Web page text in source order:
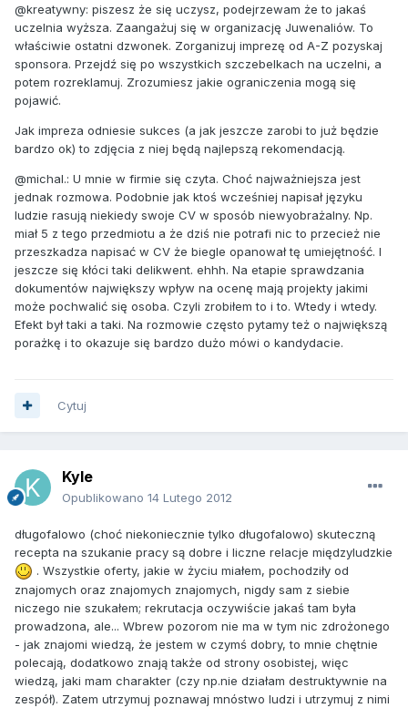
@kreatywny: piszesz że się uczysz, podejrzewam że to jakaś
uczelnia wyższa. Zaangażuj się w organizację Juwenaliów. To
właściwie ostatni dzwonek. Zorganizuj imprezę od A-Z pozyskaj
sponsora. Przejdź się po wszystkich szczebelkach na uczelni, a
potem rozreklamuj. Zrozumiesz jakie ograniczenia mogą się
pojawić.
Jak impreza odniesie sukces (a jak jeszcze zarobi to już będzie
bardzo ok) to zdjęcia z niej będą najlepszą rekomendacją.
@michal.: U mnie w firmie się czyta. Choć najważniejsza jest
jednak rozmowa. Podobnie jak ktoś wcześniej napisał języku
ludzie rasują niekiedy swoje CV w sposób niewyobrażalny. Np.
miał 5 z tego przedmiotu a że dziś nie potrafi nic to przecież nie
przeszkadza napisać w CV że biegle opanował tę umiejętność. I
jeszcze się kłóci taki delikwent. ehhh. Na etapie sprawdzania
dokumentów największy wpływ na ocenę mają projekty jakimi
może pochwalić się osoba. Czyli zrobiłem to i to. Wtedy i wtedy.
Efekt był taki a taki. Na rozmowie często pytamy też o największą
porażkę i to okazuje się bardzo dużo mówi o kandydacie.
Cytuj
Kyle
Opublikowano 14 Lutego 2012
długofalowo (choć niekoniecznie tylko długofalowo) skuteczną
recepta na szukanie pracy są dobre i liczne relacje międzyludzkie
. Wszystkie oferty, jakie w życiu miałem, pochodziły od
znajomych oraz znajomych znajomych, nigdy sam z siebie
niczego nie szukałem; rekrutacja oczywiście jakaś tam była
prowadzona, ale... Wbrew pozorom nie ma w tym nic zdrożonego
- jak znajomi wiedzą, że jestem w czymś dobry, to mnie chętnie
polecają, dodatkowo znają także od strony osobistej, więc
wiedzą, jaki mam charakter (czy np.nie działam destruktywnie na
zespół). Zatem utrzymuj poznawaj mnóstwo ludzi i utrzymuj z nimi